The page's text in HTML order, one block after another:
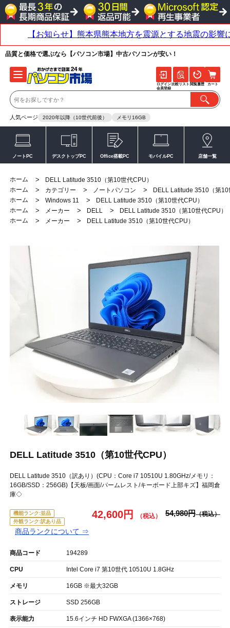
品質と価格で選ぶなら【パソコン市場】中古パソコンが安い！
人気ページ 2020年以降（10世代前後） メモリ16GB
ログイン
会員登録
比較リスト 閲覧履歴 カート
ノートPC デスクトップPC Office搭載PC モバイルPC 店舗一覧
ホーム >
DELL Latitude 3510（第10世代CPU）
ホーム
> カテゴリー > ノートパソコン >
DELL Latitude 3510（第
ホーム
> Windows 11 >
DELL Latitude 3510（第10世代CPU）
ホーム
> メーカー > DELL >
DELL Latitude 3510（第10世代CPU）
ホーム
> メーカー > DELL Latitude 3510（第10世代CPU）
DELL Latitude 3510（第10世代CPU）
DELL Latitude 3510（訳あり）(CPU：Core i7 10510U 1.80GHz/メモリ：
16GB/SSD：256GB)【天板/画面/パームレスト/キーボード上部キズ】福岡倉
庫◇
機能ランク:並品
外観ランク:訳あり品
商品ランクについて ⇒
42,600円 54,980円
商品コード 194289
CPU Intel Core i7 第10世代 10510U 1.8GHz
メモリ 16GB ※最大32GB
ストレージ SSD 256GB
表示能力 15.6インチ HD FWXGA (1366×768)